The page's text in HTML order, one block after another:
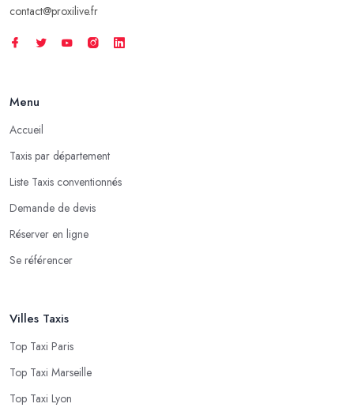
contact@proxilive.fr
Menu
Accueil
Taxis par département
Liste Taxis conventionnés
Demande de devis
Réserver en ligne
Se référencer
Villes Taxis
Top Taxi Paris
Top Taxi Marseille
Top Taxi Lyon